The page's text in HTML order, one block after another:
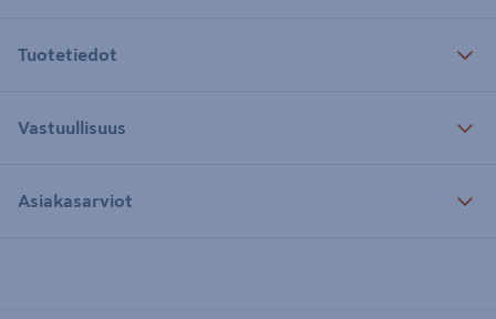
Tuotetiedot
Vastuullisuus
Asiakasarviot